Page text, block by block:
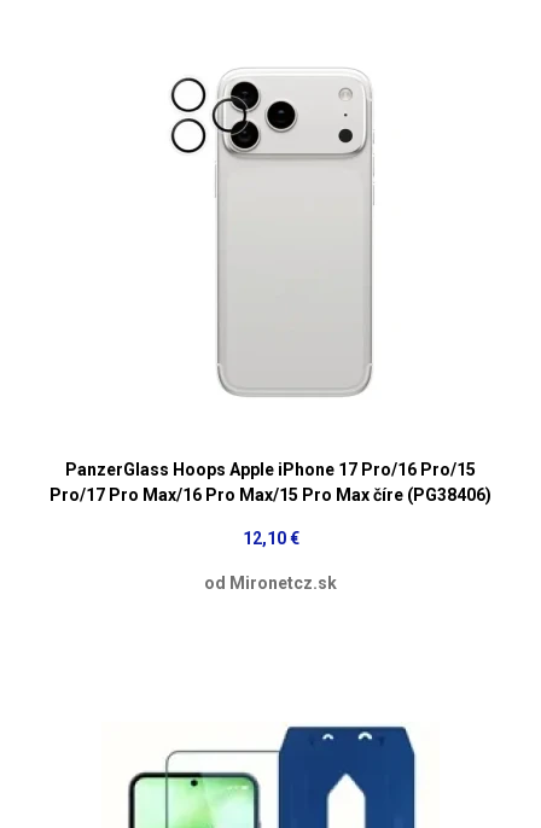
PanzerGlass Hoops Apple iPhone 17 Pro/16 Pro/15
Pro/17 Pro Max/16 Pro Max/15 Pro Max číre (PG38406)
12,10 €
od Mironetcz.sk